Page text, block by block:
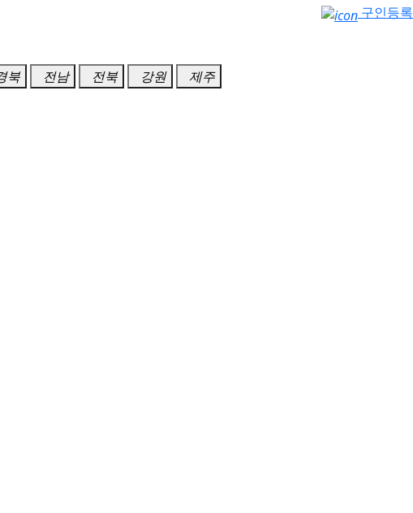
구인등록
북 전남 전북 강원 제주